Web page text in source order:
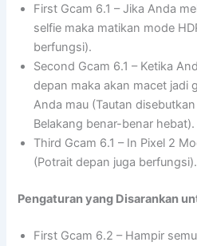
First Gcam 6.1 – Jika Anda
selfie maka matikan mode
berfungsi).
Second Gcam 6.1 – Ketika
depan maka akan macet jadi
Anda mau (Tautan
Belakang benar-benar hebat).
Third Gcam 6.1 – In Pixel 2
(Potrait depan juga berfungsi).
Pengaturan yang Disarankan
First Gcam 6.2 – Hampir